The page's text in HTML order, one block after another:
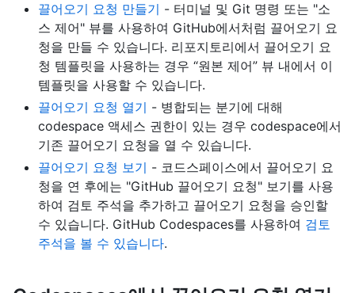
끌어오기 요청 만들기 - 터미널 및 Git 명령 또는 "소
스 제어" 뷰를 사용하여 GitHub에서처럼 끌어오기 요
청을 만들 수 있습니다. 리포지토리에서 끌어오기 요
청 템플릿을 사용하는 경우 “원본 제어” 뷰 내에서 이
템플릿을 사용할 수 있습니다.
끌어오기 요청 열기 - 병합되는 분기에 대해
codespace 액세스 권한이 있는 경우 codespace에서
기존 끌어오기 요청을 열 수 있습니다.
끌어오기 요청 보기 - 코드스페이스에서 끌어오기 요
청을 연 후에는 "GitHub 끌어오기 요청" 보기를 사용
하여 검토 주석을 추가하고 끌어오기 요청을 승인할
수 있습니다. GitHub Codespaces를 사용하여 검토
주석을 볼 수 있습니다.